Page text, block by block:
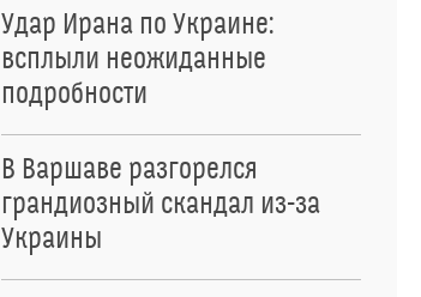
Удар Ирана по Украине:
всплыли неожиданные
подробности
В Варшаве разгорелся
грандиозный скандал из-за
Украины